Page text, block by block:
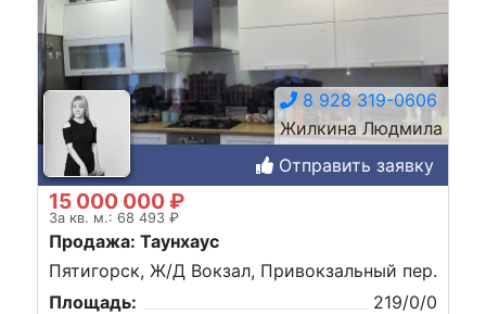
8 928 319-0606
Жилкина Людмила
Отправить заявку
15 000 000 ₽
За кв. м.: 68 493 ₽
Продажа: Таунхаус
Пятигорск, Ж/Д Вокзал, Привокзальный пер.
Площадь:
219/0/0